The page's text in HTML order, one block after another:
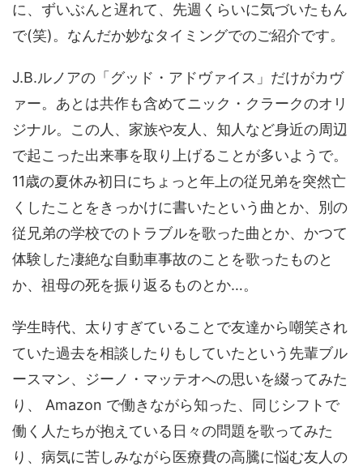
に、ずいぶんと遅れて、先週くらいに気づいたもん
で(笑)。なんだか妙なタイミングでのご紹介です。
J.B.ルノアの「グッド・アドヴァイス」だけがカヴ
ァー。あとは共作も含めてニック・クラークのオリ
ジナル。この人、家族や友人、知人など身近の周辺
で起こった出来事を取り上げることが多いようで。
11歳の夏休み初日にちょっと年上の従兄弟を突然亡
くしたことをきっかけに書いたという曲とか、別の
従兄弟の学校でのトラブルを歌った曲とか、かつて
体験した凄絶な自動車事故のことを歌ったものと
か、祖母の死を振り返るものとか…。
学生時代、太りすぎていることで友達から嘲笑され
ていた過去を相談したりもしていたという先輩ブル
ースマン、ジーノ・マッテオへの思いを綴ってみた
り、 Amazon で働きながら知った、同じシフトで
働く人たちが抱えている日々の問題を歌ってみた
り、病気に苦しみながら医療費の高騰に悩む友人の